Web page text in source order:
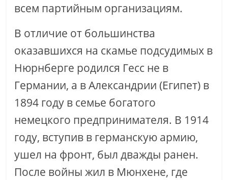
всем партийным организациям.
В отличие от большинства
оказавшихся на скамье подсудимых в
Нюрнберге родился Гесс не в
Германии, а в Александрии (Египет) в
1894 году в семье богатого
немецкого предпринимателя. В 1914
году, вступив в германскую армию,
ушел на фронт, был дважды ранен.
После войны жил в Мюнхене, где